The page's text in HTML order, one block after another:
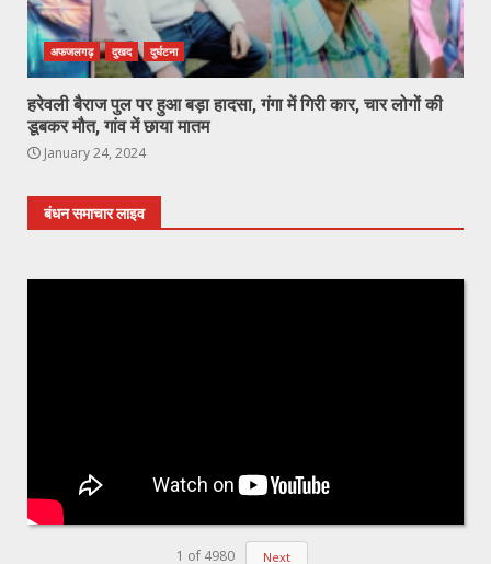
अफजलगढ़ दुखद दुर्घटना
हरेवली बैराज पुल पर हुआ बड़ा हादसा, गंगा में गिरी कार, चार लोगों की
डूबकर मौत, गांव में छाया मातम
January 24, 2024
बंधन समाचार लाइव
1 of 4980 Next